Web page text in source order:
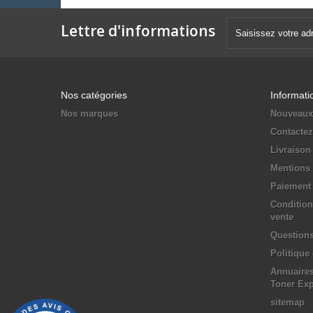
Lettre d'informations
Nos catégories
Nos marques
Livraison
Mentions
vente
Politique
Toner
sitemap